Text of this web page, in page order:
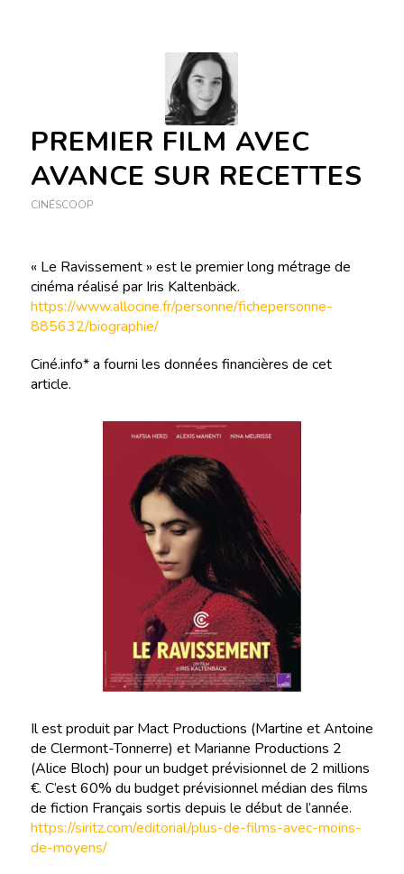
PREMIER FILM AVEC
AVANCE SUR RECETTES
CINÉSCOOP
« Le Ravissement » est le premier long métrage de
cinéma réalisé par Iris Kaltenbäck.
https://www.allocine.fr/personne/fichepersonne-
885632/biographie/
Ciné.info* a fourni les données financières de cet
article.
Il est produit par Mact Productions (Martine et Antoine
de Clermont-Tonnerre) et Marianne Productions 2
(Alice Bloch) pour un budget prévisionnel de 2 millions
€. C’est 60% du budget prévisionnel médian des films
de fiction Français sortis depuis le début de l’année.
https://siritz.com/editorial/plus-de-films-avec-moins-
de-moyens/